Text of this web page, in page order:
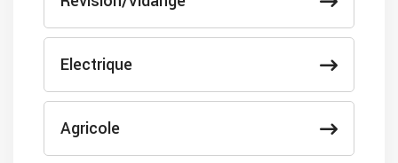
Electrique
Agricole